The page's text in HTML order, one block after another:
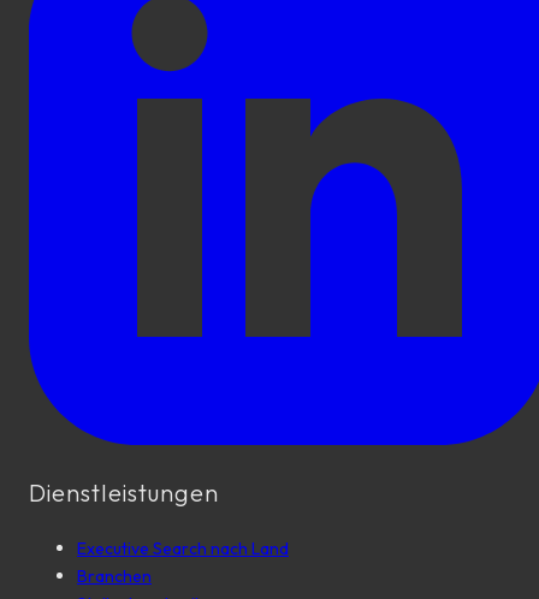
Dienstleistungen
Executive Search nach Land
Branchen